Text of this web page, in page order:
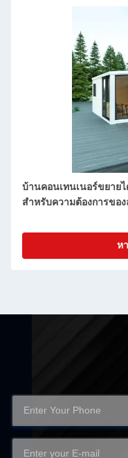
บ้าน Prefab Steel บ้าน
น้ําและครัว
ห